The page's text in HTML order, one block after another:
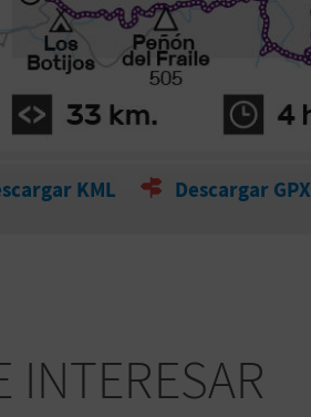
KML Descargar GPX
INTERESAR